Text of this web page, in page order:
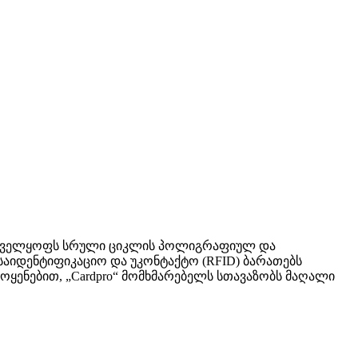
სრული ციკლის პოლიგრაფიულ და
და უკონტაქტო (RFID) ბარათებს
„Cardpro“ მომხმარებელს სთავაზობს მაღალი